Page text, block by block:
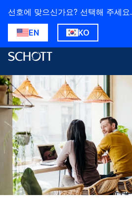
선호에 맞으신가요? 선택해 주세요.
EN KO